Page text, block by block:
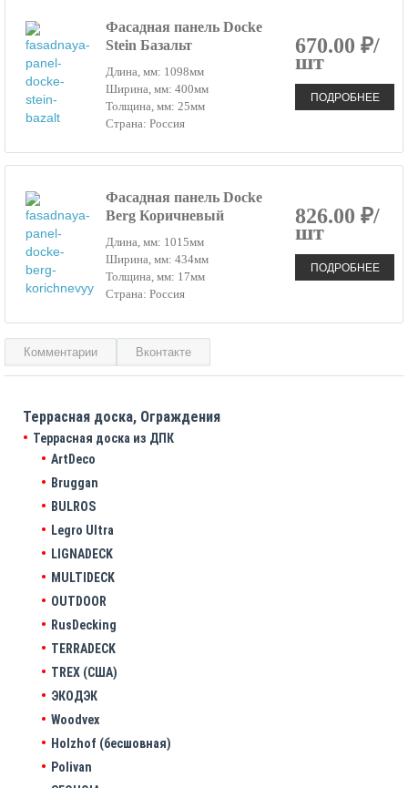
Фасадная панель Docke
Stein Базальт
Длина, мм: 1098мм
Ширина, мм: 400мм
Толщина, мм: 25мм
Страна: Россия
670.00 ₽/
шт
ПОДРОБНЕЕ
Фасадная панель Docke
Berg Коричневый
Длина, мм: 1015мм
Ширина, мм: 434мм
Толщина, мм: 17мм
Страна: Россия
826.00 ₽/
шт
ПОДРОБНЕЕ
Комментарии Вконтакте
Террасная доска, Ограждения
Террасная доска из ДПК
ArtDeco
Bruggan
BULROS
Legro Ultra
LIGNADECK
MULTIDECK
OUTDOOR
RusDecking
TERRADECK
TREX (США)
ЭКОДЭК
Woodvex
Holzhof (бесшовная)
Polivan